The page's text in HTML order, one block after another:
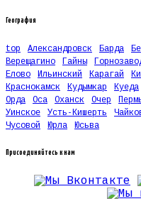
География
top Александровск Барда
Верещагино
Гайны
Елово
Ильинский Карагай
Краснокамск
Кудымкар Куеда
Орда
Оса Оханск Очер
Уинское
Усть-Кишерть
Чусовой
Юрла Юсьва
Присоединяйтесь к нам